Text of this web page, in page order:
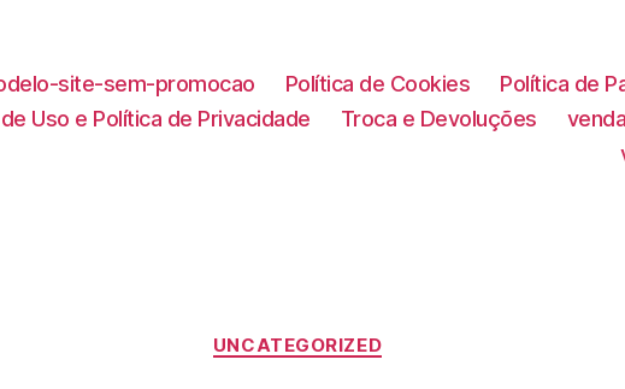
site-sem-promocao Política de Cookies Política de
Uso e Política de Privacidade
Troca e Devoluções
Categorias
UNCATEGORIZED